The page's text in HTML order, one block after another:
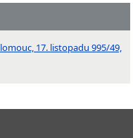
17. listopadu 995/49,